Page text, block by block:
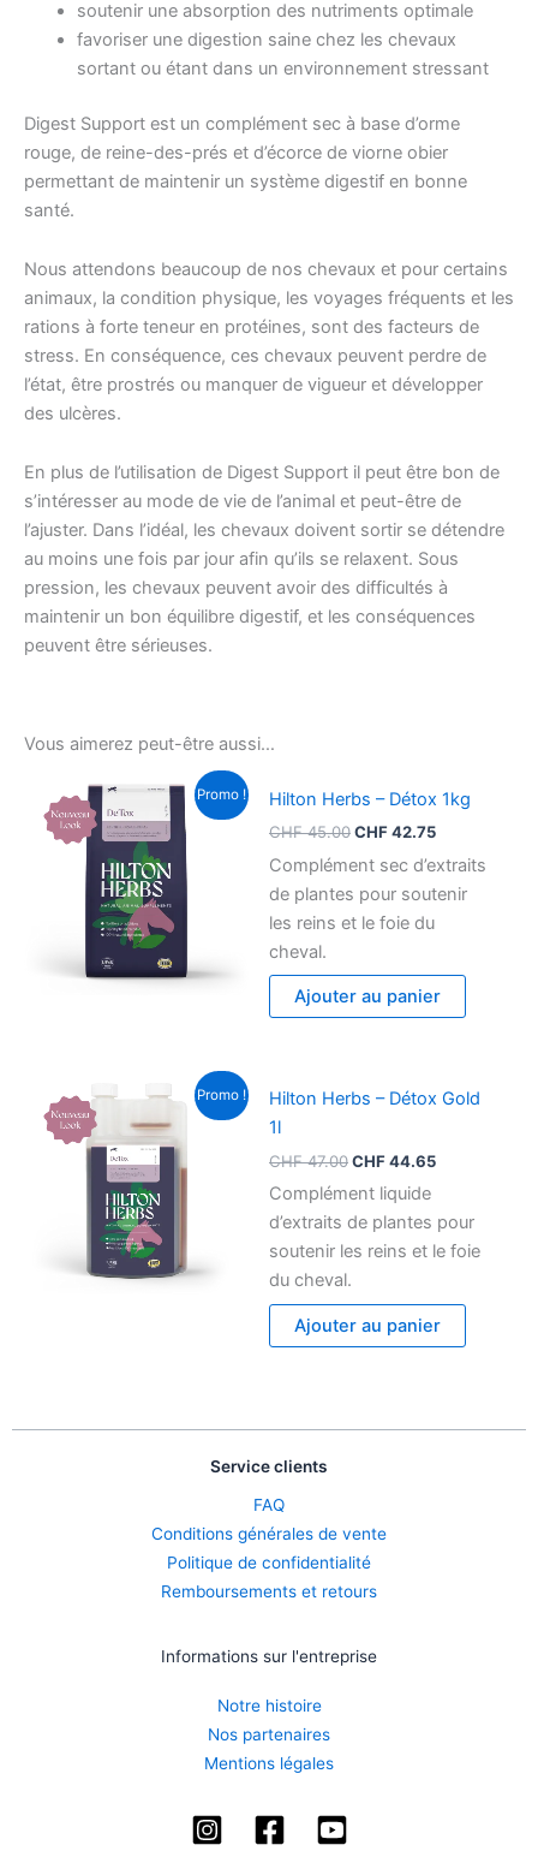
soutenir une absorption des nutriments optimale
favoriser une digestion saine chez les chevaux
sortant ou étant dans un environnement stressant
Digest Support est un complément sec à base d’orme
rouge, de reine-des-prés et d’écorce de viorne obier
permettant de maintenir un système digestif en bonne
santé.
Nous attendons beaucoup de nos chevaux et pour certains
animaux, la condition physique, les voyages fréquents et les
rations à forte teneur en protéines, sont des facteurs de
stress. En conséquence, ces chevaux peuvent perdre de
l’état, être prostrés ou manquer de vigueur et développer
des ulcères.
En plus de l’utilisation de Digest Support il peut être bon de
s’intéresser au mode de vie de l’animal et peut-être de
l’ajuster. Dans l’idéal, les chevaux doivent sortir se détendre
au moins une fois par jour afin qu’ils se relaxent. Sous
pression, les chevaux peuvent avoir des difficultés à
maintenir un bon équilibre digestif, et les conséquences
peuvent être sérieuses.
Vous aimerez peut-être aussi…
Promo ! Hilton Herbs – Détox 1kg
CHF45.00
prix
était :
CHF 45.00.
CHF42.75
prix
est :
CHF 42.75.
Complément sec d’extraits
de plantes pour soutenir
les reins et le foie du
cheval.
Ajouter au panier
Promo !
Hilton Herbs – Détox Gold
1l
CHF47.00
prix
CHF 47.00.
CHF44.65
prix
CHF 44.65.
Complément liquide
d’extraits de plantes pour
soutenir les reins et le foie
du cheval.
Ajouter au panier
Service clients
FAQ
Conditions générales de vente
Politique de confidentialité
Remboursements et retours
Informations sur l'entreprise
Notre histoire
Nos partenaires
Mentions légales